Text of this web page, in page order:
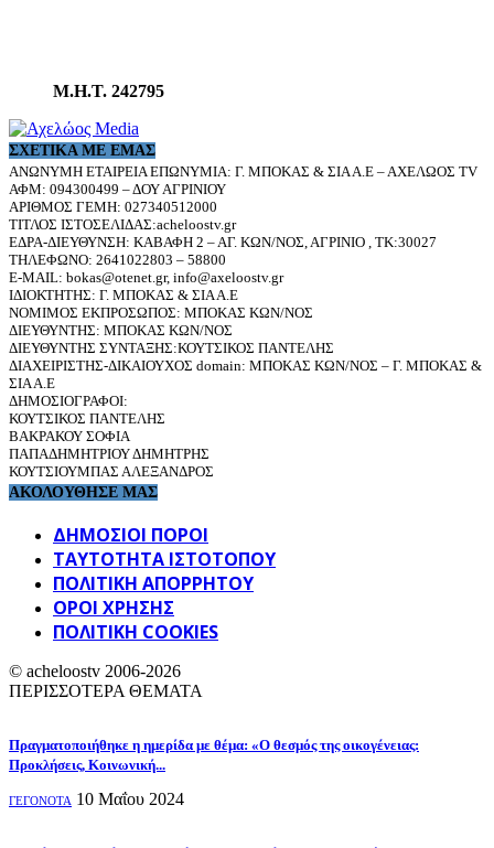
Μ.Η.Τ. 242795
ΣΧΕΤΙΚΆ ΜΕ ΕΜΆΣ
ΑΝΩΝΥΜΗ ΕΤΑΙΡΕΙΑ ΕΠΩΝΥΜΙΑ: Γ. ΜΠΟΚΑΣ & ΣΙΑ Α.Ε – ΑΧΕΛΩΟΣ TV
ΑΦΜ: 094300499 – ΔΟΥ ΑΓΡΙΝΙΟΥ
ΑΡΙΘΜΟΣ ΓΕΜΗ: 027340512000
ΤΙΤΛΟΣ ΙΣΤΟΣΕΛΙΔΑΣ:acheloostv.gr
ΕΔΡΑ-ΔΙΕΥΘΥΝΣΗ: ΚΑΒΑΦΗ 2 – ΑΓ. ΚΩΝ/ΝΟΣ, ΑΓΡΙΝΙΟ , ΤΚ:30027
ΤΗΛΕΦΩΝΟ: 2641022803 – 58800
E-MAIL: bokas@otenet.gr, info@axeloostv.gr
ΙΔΙΟΚΤΗΤΗΣ: Γ. ΜΠΟΚΑΣ & ΣΙΑ Α.Ε
ΝΟΜΙΜΟΣ ΕΚΠΡΟΣΩΠΟΣ: ΜΠΟΚΑΣ ΚΩΝ/ΝΟΣ
ΔΙΕΥΘΥΝΤΗΣ: ΜΠΟΚΑΣ ΚΩΝ/ΝΟΣ
ΔΙΕΥΘΥΝΤΗΣ ΣΥΝΤΑΞΗΣ:ΚΟΥΤΣΙΚΟΣ ΠΑΝΤΕΛΗΣ
ΔΙΑΧΕΙΡΙΣΤΗΣ-ΔΙΚΑΙΟΥΧΟΣ domain: ΜΠΟΚΑΣ ΚΩΝ/ΝΟΣ – Γ. ΜΠΟΚΑΣ &
ΣΙΑ Α.Ε
ΔΗΜΟΣΙΟΓΡΑΦΟΙ:
ΚΟΥΤΣΙΚΟΣ ΠΑΝΤΕΛΗΣ
ΒΑΚΡΑΚΟΥ ΣΟΦΙΑ
ΠΑΠΑΔΗΜΗΤΡΙΟΥ ΔΗΜΗΤΡΗΣ
ΚΟΥΤΣΙΟΥΜΠΑΣ ΑΛΕΞΑΝΔΡΟΣ
ΑΚΟΛΟΥΘΗΣΕ ΜΑΣ
ΔΗΜΟΣΙΟΙ ΠΟΡΟΙ
ΤΑΥΤΌΤΗΤΑ ΙΣΤΌΤΟΠΟΥ
ΠΟΛΙΤΙΚΉ ΑΠΟΡΡΉΤΟΥ
ΌΡΟΙ ΧΡΉΣΗΣ
ΠΟΛΙΤΙΚΗ COOKIES
© acheloostv 2006-2026
ΠΕΡΙΣΣΟΤΕΡΑ ΘΕΜΑΤΑ
Πραγματοποιήθηκε η ημερίδα με θέμα: «Ο θεσμός της οικογένειας:
Προκλήσεις, Κοινωνική...
ΓΕΓΟΝΟΤΑ 10 Μαΐου 2024